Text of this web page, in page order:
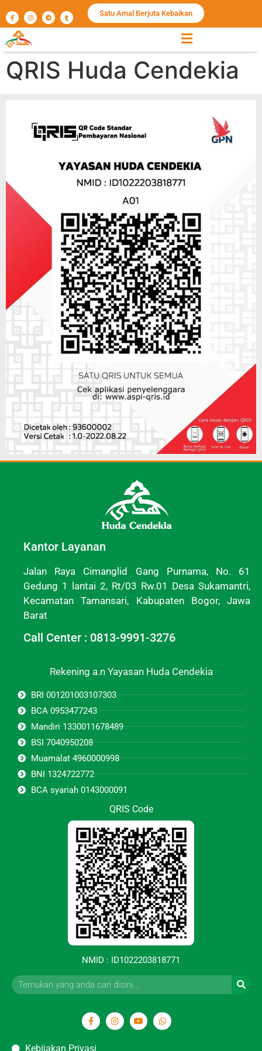
Satu Amal Berjuta Kebaikan
QRIS Huda Cendekia
Kantor Layanan
Jalan Raya Cimanglid Gang Purnama, No. 61
Gedung 1 lantai 2, Rt/03 Rw.01 Desa Sukamantri,
Kecamatan Tamansari, Kabupaten Bogor, Jawa
Barat
Call Center : 0813-9991-3276
Rekening a.n Yayasan Huda Cendekia
BRI 001201003107303
BCA 0953477243
Mandiri 1330011678489
BSI 7040950208
Muamalat 4960000998
BNI 1324722772
BCA syariah 0143000091
QRIS Code
NMID : ID1022203818771
Kebijakan Privasi